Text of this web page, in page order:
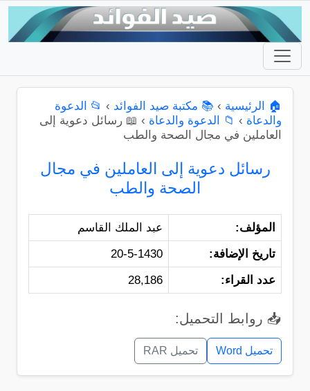
🏠 الرئيسية › 📚 مكتبة صيد الفوائد › 📂 الدعوة
والدعاة › 📁 الدعوة والدعاة › 📖 رسائل دعوية إلى
العاملين في مجال الصحة والطب
رسائل دعوية إلى العاملين في مجال
الصحة والطب
المؤلف:
عبد الملك القاسم
تاريخ الإضافة:
20-5-1430
عدد القراء:
28,186
📥 روابط التحميل:
تحميل Word تحميل RAR